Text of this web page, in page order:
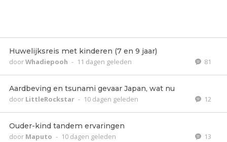
Huwelijksreis met kinderen (7 en 9 jaar)
doorWhadiepooh - 11 dagen geleden 81
Aardbeving en tsunami gevaar Japan, wat nu
door LittleRockstar - 10 dagen geleden 12
Ouder-kind tandem ervaringen
door Maputo - 10 dagen geleden 13